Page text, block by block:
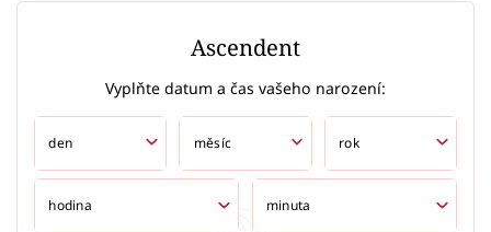
Ascendent
Vyplňte datum a čas vašeho narození: